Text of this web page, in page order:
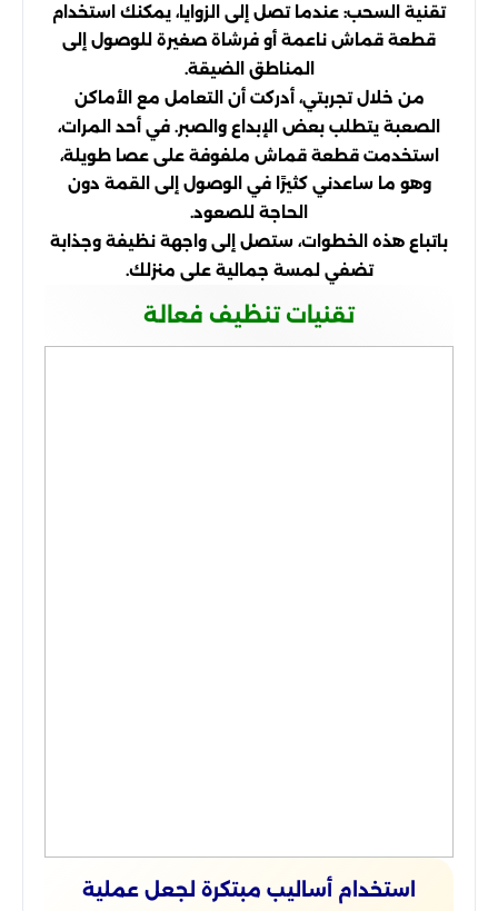
تقنية السحب: عندما تصل إلى الزوايا، يمكنك استخدام
قطعة قماش ناعمة أو فرشاة صغيرة للوصول إلى
المناطق الضيقة.
من خلال تجربتي، أدركت أن التعامل مع الأماكن
الصعبة يتطلب بعض الإبداع والصبر. في أحد المرات،
استخدمت قطعة قماش ملفوفة على عصا طويلة،
وهو ما ساعدني كثيرًا في الوصول إلى القمة دون
الحاجة للصعود.
باتباع هذه الخطوات، ستصل إلى واجهة نظيفة وجذابة
تضفي لمسة جمالية على منزلك.
تقنيات تنظيف فعالة
استخدام أساليب مبتكرة لجعل عملية